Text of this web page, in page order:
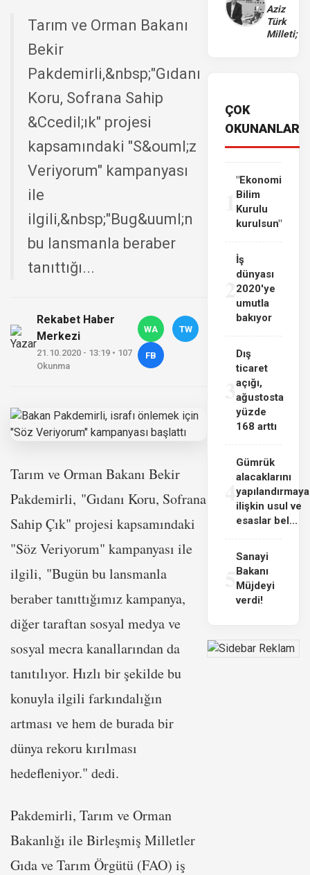
Tarım ve Orman Bakanı
Bekir
Pakdemirli,&nbsp;"Gıdanı
Koru, Sofrana Sahip
&Ccedil;ık" projesi
kapsamındaki "S&ouml;z
Veriyorum" kampanyası
ile
ilgili,&nbsp;"Bug&uuml;n
bu lansmanla beraber
tanıttığı...
Rekabet Haber
Merkezi
21.10.2020 - 13:19 • 107
Okunma
WA TW
FB
Tarım ve Orman Bakanı Bekir
Pakdemirli, "Gıdanı Koru, Sofrana
Sahip Çık" projesi kapsamındaki
"Söz Veriyorum" kampanyası ile
ilgili, "Bugün bu lansmanla
beraber tanıttığımız kampanya,
diğer taraftan sosyal medya ve
sosyal mecra kanallarından da
tanıtılıyor. Hızlı bir şekilde bu
konuyla ilgili farkındalığın
artması ve hem de burada bir
dünya rekoru kırılması
hedefleniyor." dedi.
Pakdemirli, Tarım ve Orman
Bakanlığı ile Birleşmiş Milletler
Gıda ve Tarım Örgütü (FAO) iş
Aziz
Türk
Milleti;
ÇOK
OKUNANLAR
"Ekonomi
Bilim
Kurulu
kurulsun"
İş
dünyası
2020'ye
umutla
bakıyor
3
Dış
ticaret
açığı,
ağustosta
yüzde
168 arttı
4
Gümrük
alacaklarını
yapılandırmaya
ilişkin usul ve
esaslar bel...
Sanayi
Bakanı
Müjdeyi
verdi!